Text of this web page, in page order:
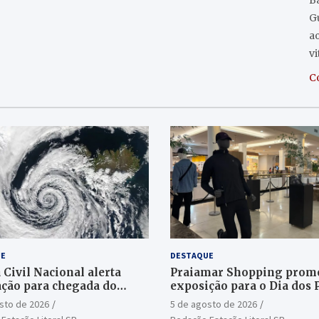
Civil Nacional alerta
para chegada do
bomba
de 2026
DESTAQUE
Praiamar Shopping
exposição para o Dia dos
em Santos
5 de agosto de 2026